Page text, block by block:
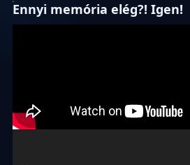
Ennyi memória elég?! Igen!